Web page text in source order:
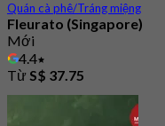
Quán cà phê/Tráng miệng
Fleurato (Singapore)
Mới
4.4
Từ S$ 37.75